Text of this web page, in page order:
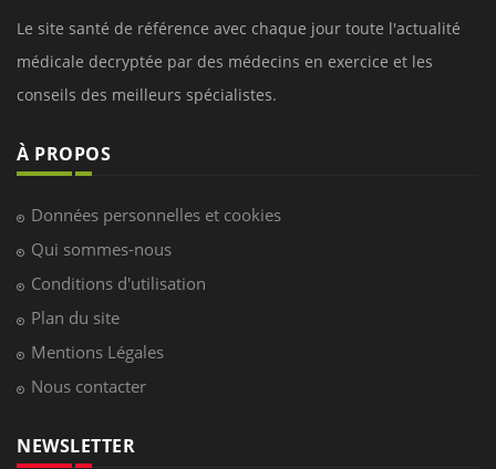
Le site santé de référence avec chaque jour toute l'actualité
médicale decryptée par des médecins en exercice et les
conseils des meilleurs spécialistes.
À PROPOS
Données personnelles et cookies
Qui sommes-nous
Conditions d'utilisation
Plan du site
Mentions Légales
Nous contacter
NEWSLETTER